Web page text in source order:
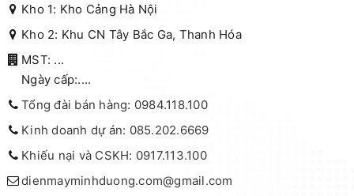
Kho 1: Kho Cảng Hà Nội
Kho 2: Khu CN Tây Bắc Ga, Thanh Hóa
MST: ...
Ngày cấp:....
Tổng đài bán hàng: 0984.118.100
Kinh doanh dự án: 085.202.6669
Khiếu nại và CSKH: 0917.113.100
dienmayminhduong.com@gmail.com